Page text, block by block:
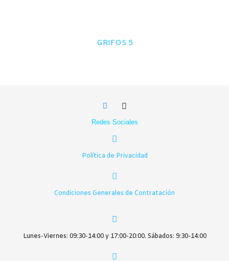
GRIFOS 5
Redes Sociales
Política de Privacidad
Condiciones Generales de Contratación
Lunes-Viernes: 09:30-14:00 y 17:00-20:00. Sábados: 9:30-14:00